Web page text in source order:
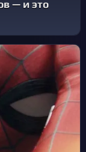
— и это